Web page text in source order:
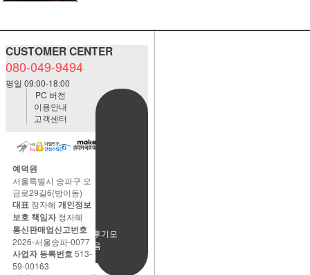
CUSTOMER CENTER
080-049-9494
평일 09:00-18:00
사용후기모
음
PC 버전
이용안내
고객센터
예덕원
서울특별시 송파구 오
금로29길6(방이동)
대표 정자혜 개인정보
보호 책임자정자혜
통신판매업신고번호
2026-서울송파-0077
사업자 등록번호513-
59-00163